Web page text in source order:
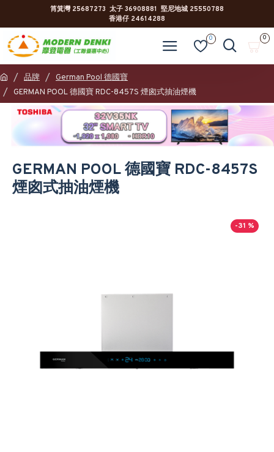
筲箕灣 25687273 太子 36908881 堅尼地城 25550788
香港仔 24614288
0 0
品牌
German Pool 德國寶
GERMAN POOL 德國寶 RDC-8457S 煙囪式抽油煙機
GERMAN POOL 德國寶 RDC-8457S
煙囪式抽油煙機
-31 %